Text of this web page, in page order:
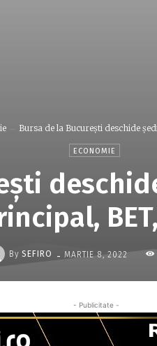
Bursa de la Bucureşti deschide
ECONOMIE
By SEFIRO - MARTIE 8, 2022
- Publicitate -